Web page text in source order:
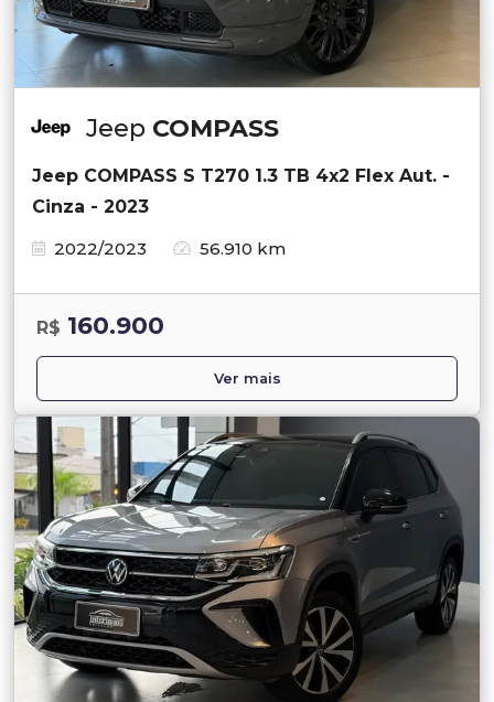
Jeep COMPASS
Jeep COMPASS S T270 1.3 TB 4x2 Flex Aut. -
Cinza - 2023
2022/2023
56.910 km
R$ 160.900
Ver mais